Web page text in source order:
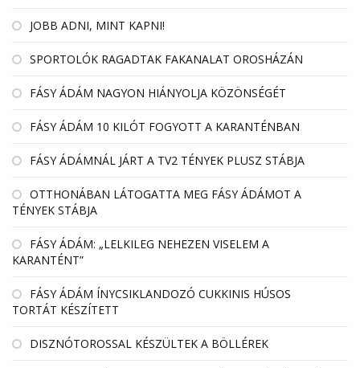
JOBB ADNI, MINT KAPNI!
SPORTOLÓK RAGADTAK FAKANALAT OROSHÁZÁN
FÁSY ÁDÁM NAGYON HIÁNYOLJA KÖZÖNSÉGÉT
FÁSY ÁDÁM 10 KILÓT FOGYOTT A KARANTÉNBAN
FÁSY ÁDÁMNÁL JÁRT A TV2 TÉNYEK PLUSZ STÁBJA
OTTHONÁBAN LÁTOGATTA MEG FÁSY ÁDÁMOT A
TÉNYEK STÁBJA
FÁSY ÁDÁM: „LELKILEG NEHEZEN VISELEM A
KARANTÉNT”
FÁSY ÁDÁM ÍNYCSIKLANDOZÓ CUKKINIS HÚSOS
TORTÁT KÉSZÍTETT
DISZNÓTOROSSAL KÉSZÜLTEK A BÖLLÉREK